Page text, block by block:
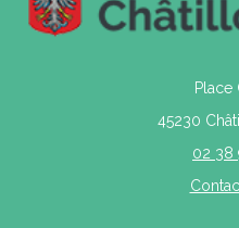
Place
45230
02 38